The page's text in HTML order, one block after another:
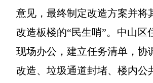
意见，最终制定改造方案并将
改造板楼的“民生哨”。中山区
现场办公，建立任务清单，协
改造、垃圾通道封堵、楼内